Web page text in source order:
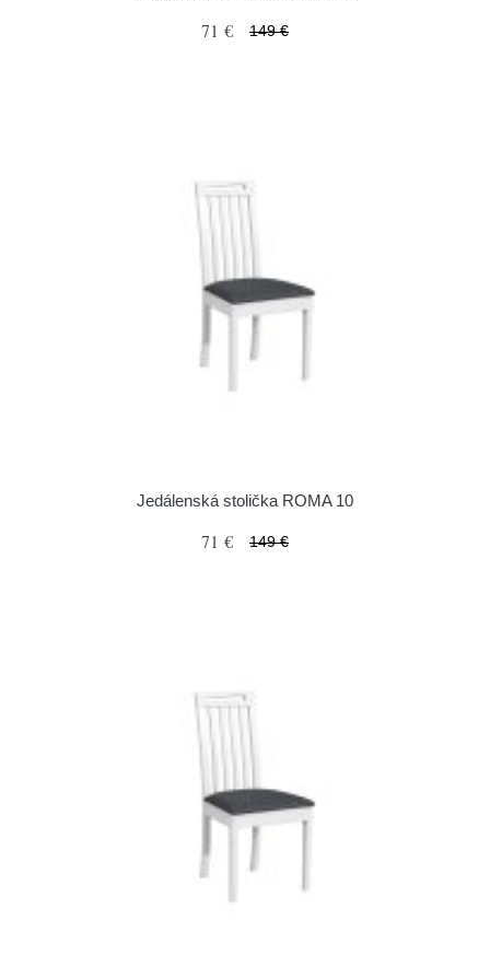
71 € 149 €
Jedálenská stolička ROMA 10
71 € 149 €